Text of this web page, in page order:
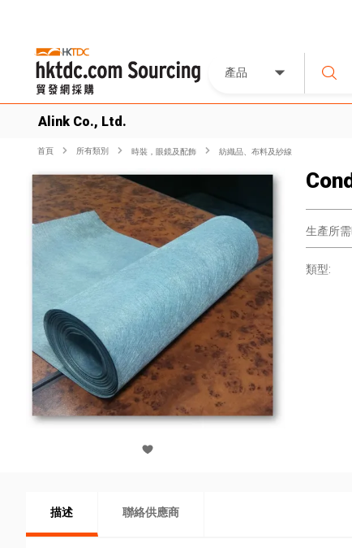
產品
Alink Co., Ltd.
首頁 所有類別 時裝，眼鏡及配飾 紡織品、布料及紗線
生產所
類型:
描述 聯絡供應商